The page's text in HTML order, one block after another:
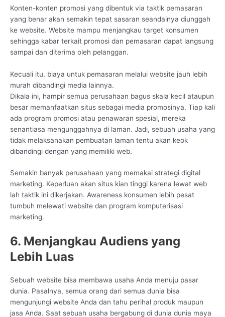
Konten-konten promosi yang dibentuk via taktik pemasaran
yang benar akan semakin tepat sasaran seandainya diunggah
ke website. Website mampu menjangkau target konsumen
sehingga kabar terkait promosi dan pemasaran dapat langsung
sampai dan diterima oleh pelanggan.
Kecuali itu, biaya untuk pemasaran melalui website jauh lebih
murah dibandingi media lainnya.
Dikala ini, hampir semua perusahaan bagus skala kecil ataupun
besar memanfaatkan situs sebagai media promosinya. Tiap kali
ada program promosi atau penawaran spesial, mereka
senantiasa mengunggahnya di laman. Jadi, sebuah usaha yang
tidak melaksanakan pembuatan laman tentu akan keok
dibandingi dengan yang memiliki web.
Semakin banyak perusahaan yang memakai strategi digital
marketing. Keperluan akan situs kian tinggi karena lewat web
lah taktik ini dikerjakan. Awareness konsumen lebih pesat
tumbuh melewati website dan program komputerisasi
marketing.
6. Menjangkau Audiens yang
Lebih Luas
Sebuah website bisa membawa usaha Anda menuju pasar
dunia. Pasalnya, semua orang dari semua dunia bisa
mengunjungi website Anda dan tahu perihal produk maupun
jasa Anda. Saat sebuah usaha bergabung di dunia dunia maya